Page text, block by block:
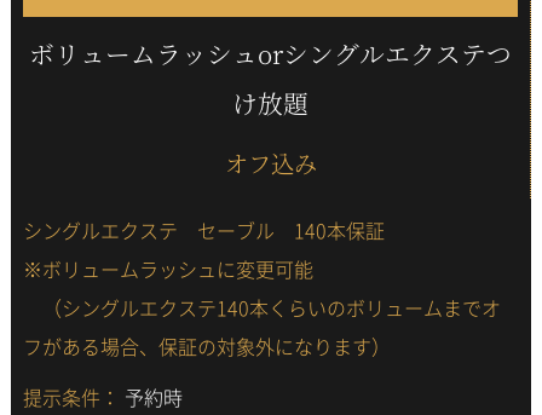
ボリュームラッシュorシングルエクステつ
け放題
オフ込み
シングルエクステ セーブル 140本保証
※ボリュームラッシュに変更可能
（シングルエクステ140本くらいのボリュームまでオ
フがある場合、保証の対象外になります）
提示条件： 予約時